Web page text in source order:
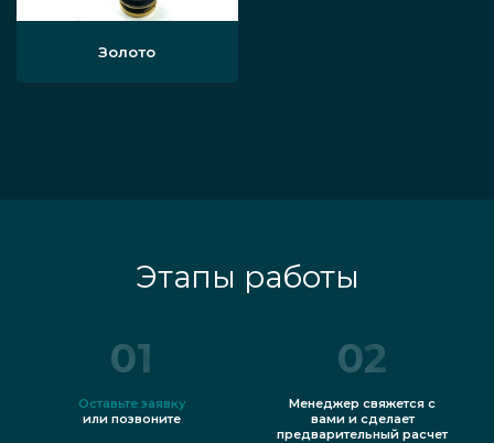
Золото
Этапы работы
01
Оставьте заявку
или позвоните
02
Менеджер свяжется с
вами и сделает
предварительный расчет